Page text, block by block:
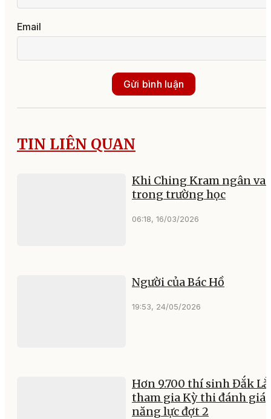
Email
Gửi bình luận
TIN LIÊN QUAN
Khi Ching Kram ngân
trong trường học
06:18, 16/03/2026
Người của Bác Hồ
19:53, 24/05/2026
Hơn 9.700 thí sinh Đắk
tham gia Kỳ thi đánh giá
năng lực đợt 2